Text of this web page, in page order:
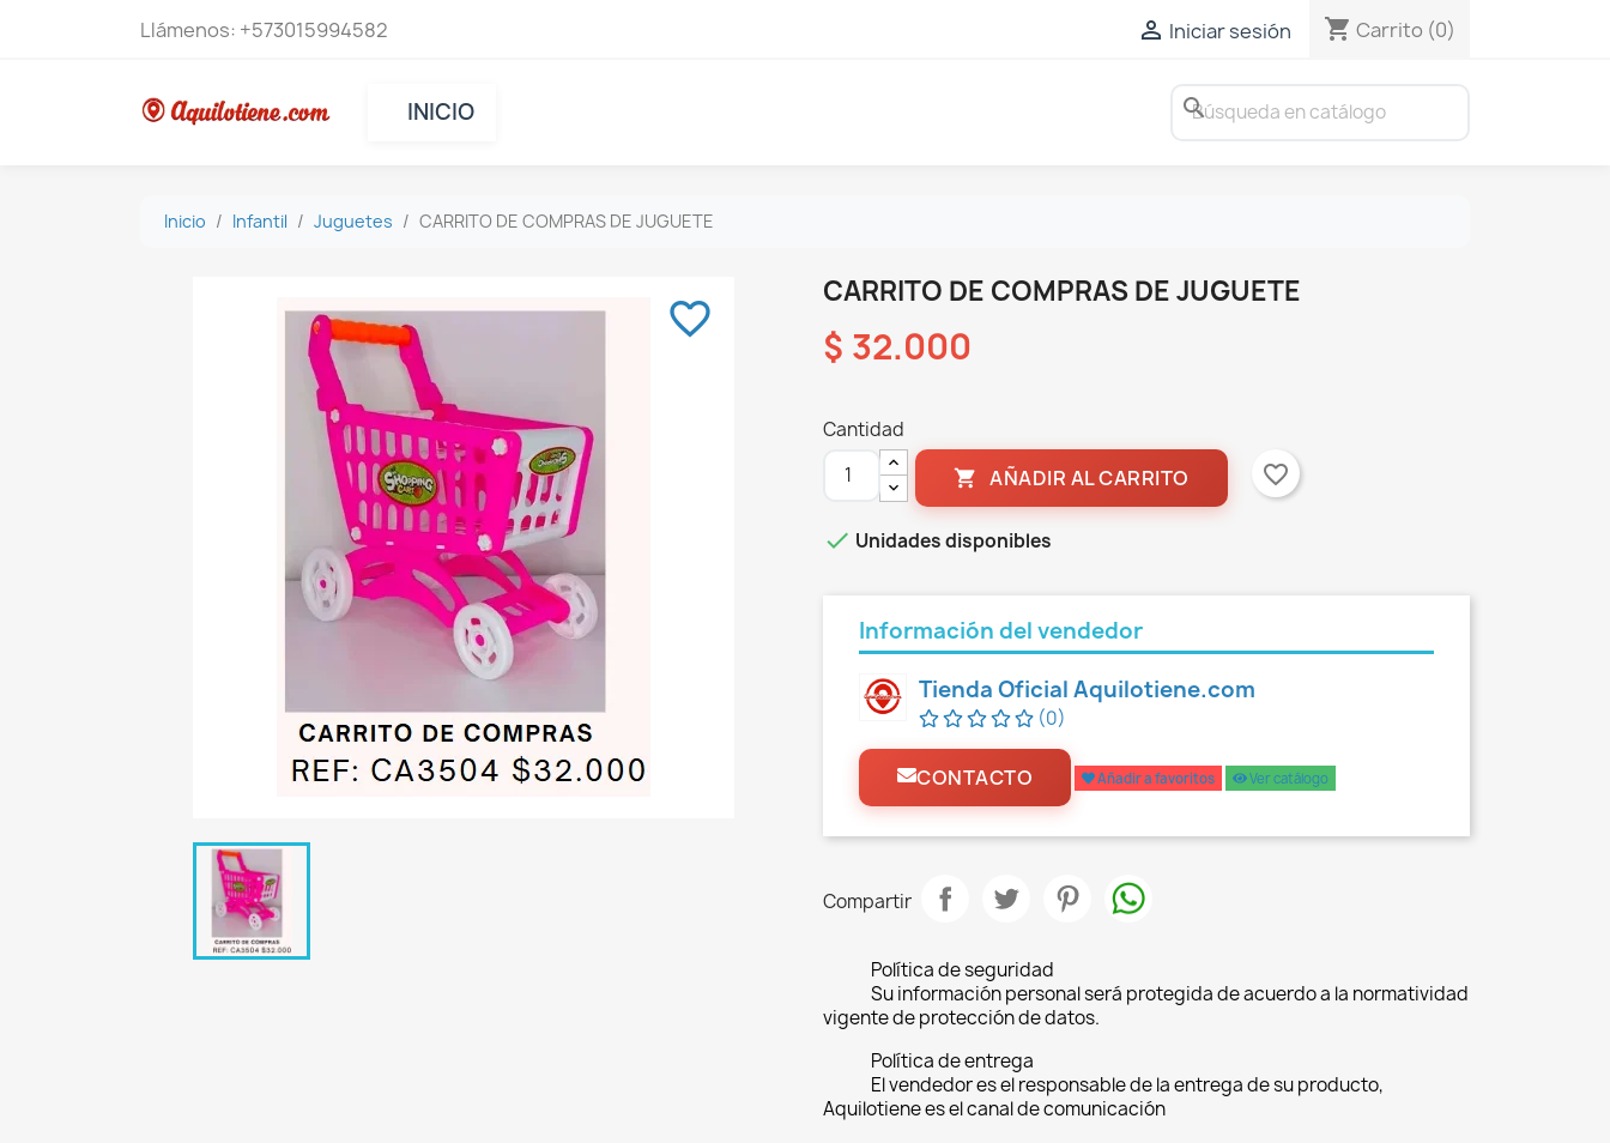
Llámenos: +573015994582  Iniciar sesión shopping_cart Carrito (0)
INICIO search
Inicio Infantil Juguetes CARRITO DE COMPRAS DE JUGUETE
favorite_border
CARRITO DE COMPRAS DE JUGUETE
$ 32.000
Cantidad
 AÑADIR AL CARRITO favorite_border
 Unidades disponibles
Información del vendedor
Tienda Oficial Aquilotiene.com
(0)
CONTACTO Añadir a favoritos Ver catálogo
Compartir
Política de seguridad
Su información personal será protegida de acuerdo a la normatividad
vigente de protección de datos.
Política de entrega
El vendedor es el responsable de la entrega de su producto,
Aquilotiene es el canal de comunicación